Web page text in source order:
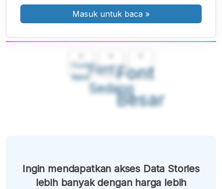
Font
Kecil
Font
Sedang
Font
Besar
Masuk untuk baca »
Ingin mendapatkan akses Data Stories
lebih banyak dengan harga lebih